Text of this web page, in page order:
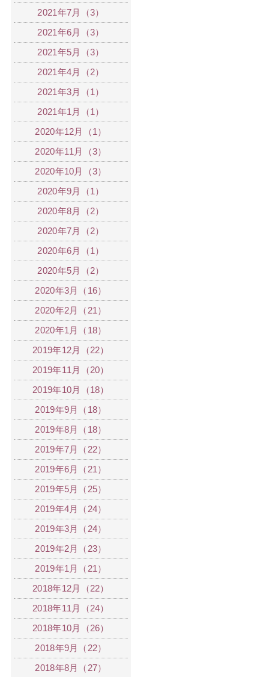
2021年7月（3）
2021年6月（3）
2021年5月（3）
2021年4月（2）
2021年3月（1）
2021年1月（1）
2020年12月（1）
2020年11月（3）
2020年10月（3）
2020年9月（1）
2020年8月（2）
2020年7月（2）
2020年6月（1）
2020年5月（2）
2020年3月（16）
2020年2月（21）
2020年1月（18）
2019年12月（22）
2019年11月（20）
2019年10月（18）
2019年9月（18）
2019年8月（18）
2019年7月（22）
2019年6月（21）
2019年5月（25）
2019年4月（24）
2019年3月（24）
2019年2月（23）
2019年1月（21）
2018年12月（22）
2018年11月（24）
2018年10月（26）
2018年9月（22）
2018年8月（27）